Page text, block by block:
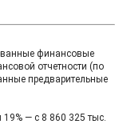
финансовые
отчетности (по
предварительные
19% — с 8 860 325 тыс.